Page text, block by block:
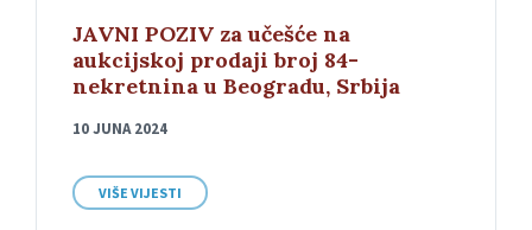
JAVNI POZIV za učešće na
aukcijskoj prodaji broj 84-
nekretnina u Beogradu, Srbija
10 JUNA 2024
VIŠE VIJESTI